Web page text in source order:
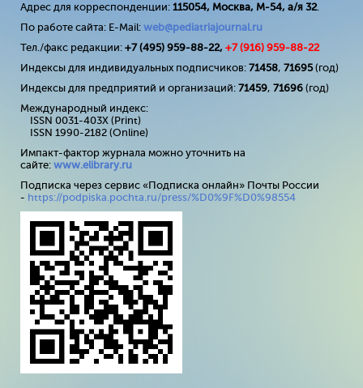
Адрес для корреспонденции: 115054, Москва, М-54, а/я 32.
По работе сайта: E-Mail: web@pediatriajournal.ru
Тел./факс редакции: +7 (495) 959-88-22, +7 (916) 959-88-22
Индексы для индивидуальных подписчиков: 71458, 71695(год)
Индексы для предприятий и организаций: 71459, 71696 (год)
Международный индекс:
ISSN 0031-403X (Print)
ISSN 1990-2182 (Online)
Импакт-фактор журнала можно уточнить на
сайте: www.elibrary.ru
Подписка через сервис «Подписка онлайн» Почты России
- https://podpiska.pochta.ru/press/%D0%9F%D0%98554